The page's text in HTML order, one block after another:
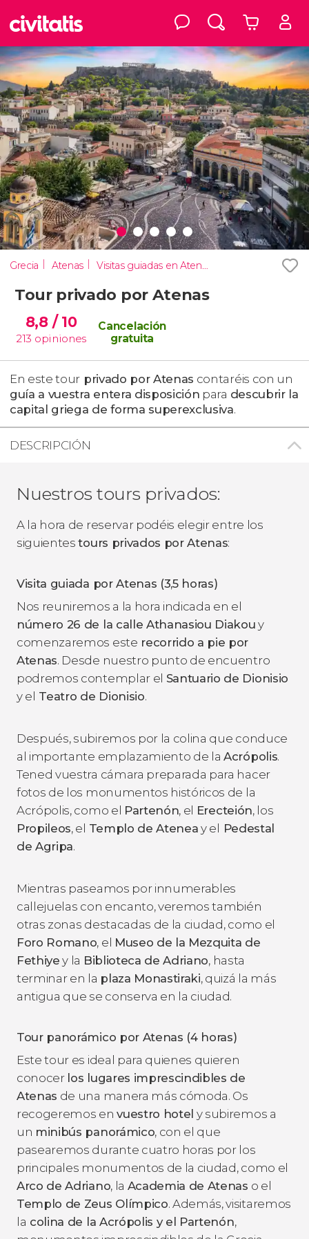
Grecia Atenas Visitas guiadas en Atenas
Tour privado por Atenas
8,8 / 10
213 opiniones
Cancelación
gratuita
En este tour privado por Atenas contaréis con un
guía a vuestra entera disposición para descubrir la
capital griega de forma superexclusiva.
DESCRIPCIÓN
Nuestros tours privados:
A la hora de reservar podéis elegir entre los
siguientestours privados por Atenas:
Visita guiada por Atenas (3,5 horas)
Nos reuniremos a la hora indicada en el
número 26 de la calle Athanasiou Diakou y
comenzaremos este recorrido a pie por
Atenas. Desde nuestro punto de encuentro
podremos contemplar el Santuario de Dionisio
y el Teatro de Dionisio.
Después, subiremos por la colina que conduce
al importante emplazamiento de laAcrópolis.
Tened vuestra cámara preparada para hacer
fotos de los monumentos históricos de la
Acrópolis, como el Partenón, el Erecteión, los
Propileos, el Templo de Atenea y el Pedestal
de Agripa.
Mientras paseamos por innumerables
callejuelas con encanto, veremos también
otras zonas destacadas de la ciudad, como el
Foro Romano, el Museo de la Mezquita de
Fethiye y la Biblioteca de Adriano, hasta
terminar en la plaza Monastiraki, quizá la más
antigua que se conserva en la ciudad.
Tour panorámico por Atenas (4 horas)
Este tour es ideal para quienes quieren
conocer los lugares imprescindibles de
Atenas de una manera más cómoda. Os
recogeremos envuestro hotel y subiremos a
un minibús panorámico, con el que
pasearemos durante cuatro horas por los
principales monumentos de la ciudad, como el
Arco de Adriano, la Academia de Atenas o el
Templo de Zeus Olímpico. Además, visitaremos
la colina de la Acrópolis y el Partenón,